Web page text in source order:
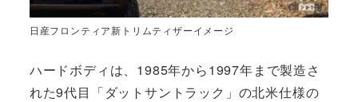
日産フロンティア新トリムティザーイメージ
ハードボディは、1985年から1997年まで製造さ
れた9代目「ダットサントラック」の北米仕様の